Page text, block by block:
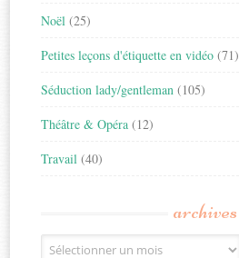
Noël (25)
Petites leçons d'étiquette en vidéo (71)
Séduction lady/gentleman (105)
Théâtre & Opéra (12)
Travail (40)
archives
Archives